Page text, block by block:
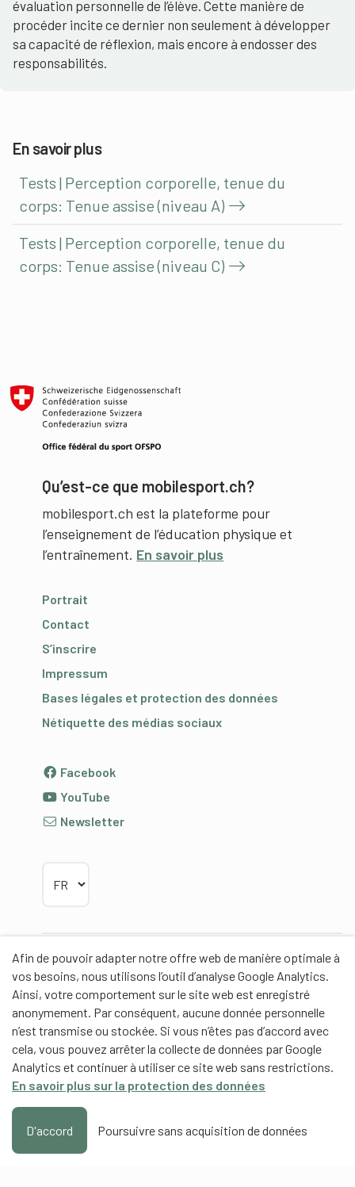
Afin de pouvoir adapter notre offre web de manière optimale à
vos besoins, nous utilisons l’outil d’analyse Google Analytics.
Ainsi, votre comportement sur le site web est enregistré
anonymement. Par conséquent, aucune donnée personnelle
n’est transmise ou stockée. Si vous n’êtes pas d’accord avec
cela, vous pouvez arrêter la collecte de données par Google
Analytics et continuer à utiliser ce site web sans restrictions.
En savoir plus sur la protection des données
D'accord Poursuivre sans acquisition de données
évaluation personnelle de l’élève. Cette manière de
procéder incite ce dernier non seulement à développer
sa capacité de réflexion, mais encore à endosser des
responsabilités.
En savoir plus
Tests | Perception corporelle, tenue du
corps: Tenue assise (niveau A)
Tests | Perception corporelle, tenue du
corps: Tenue assise (niveau C)
Qu’est-ce que mobilesport.ch?
mobilesport.ch est la plateforme pour
l’enseignement de l’éducation physique et
l’entraînement. En savoir plus
Portrait
Contact
S’inscrire
Impressum
Bases légales et protection des données
Nétiquette des médias sociaux
Facebook
YouTube
Newsletter
Partenaires
Partenaires de contenus
Haute école fédérale de sport de Macolin HEFSM